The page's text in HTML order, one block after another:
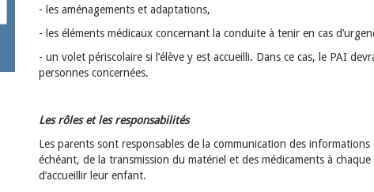
- les aménagements et adaptations,
- les éléments médicaux concernant la conduite à tenir en cas
- un volet périscolaire si l’élève y est accueilli. Dans ce cas, le PAI
personnes concernées.
Les rôles et les responsabilités
Les parents sont responsables de la communication des informations
échéant, de la transmission du matériel et des médicaments à
d’accueillir leur enfant.